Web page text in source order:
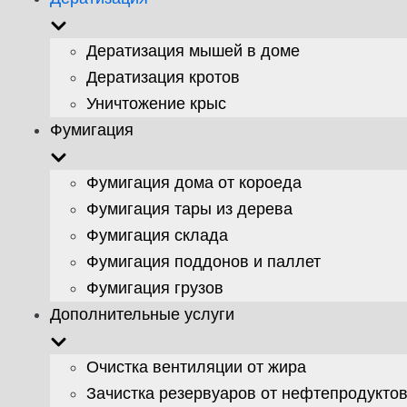
Дератизация мышей в доме
Дератизация кротов
Уничтожение крыс
Фумигация
Фумигация дома от короеда
Фумигация тары из дерева
Фумигация склада
Фумигация поддонов и паллет
Фумигация грузов
Дополнительные услуги
Очистка вентиляции от жира
Зачистка резервуаров от нефтепродуктов